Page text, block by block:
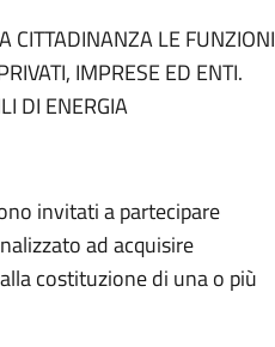
CITTADINANZA LE FUNZIONI
IMPRESE ED ENTI.
DI ENERGIA
invitati a partecipare
ad acquisire
costituzione di una o più